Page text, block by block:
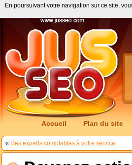
Accueil Plan du site
« Des experts comptables à votre service
En poursuivant votre navigation sur ce site,